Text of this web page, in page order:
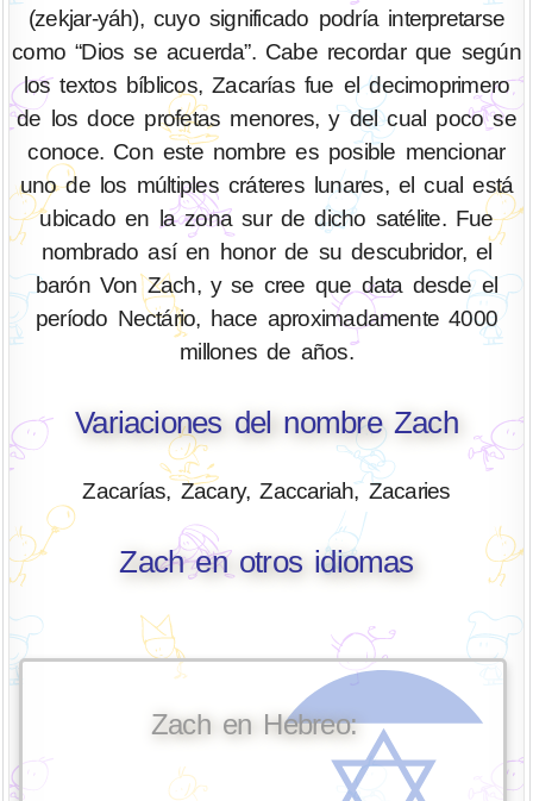
(zekjar-yáh), cuyo significado podría interpretarse
como “Dios se acuerda”. Cabe recordar que según
los textos bíblicos, Zacarías fue el decimoprimero
de los doce profetas menores, y del cual poco se
conoce. Con este nombre es posible mencionar
uno de los múltiples cráteres lunares, el cual está
ubicado en la zona sur de dicho satélite. Fue
nombrado así en honor de su descubridor, el
barón Von Zach, y se cree que data desde el
período Nectário, hace aproximadamente 4000
millones de años.
Variaciones del nombre Zach
Zacarías, Zacary, Zaccariah, Zacaries
Zach en otros idiomas
Zach en Hebreo: